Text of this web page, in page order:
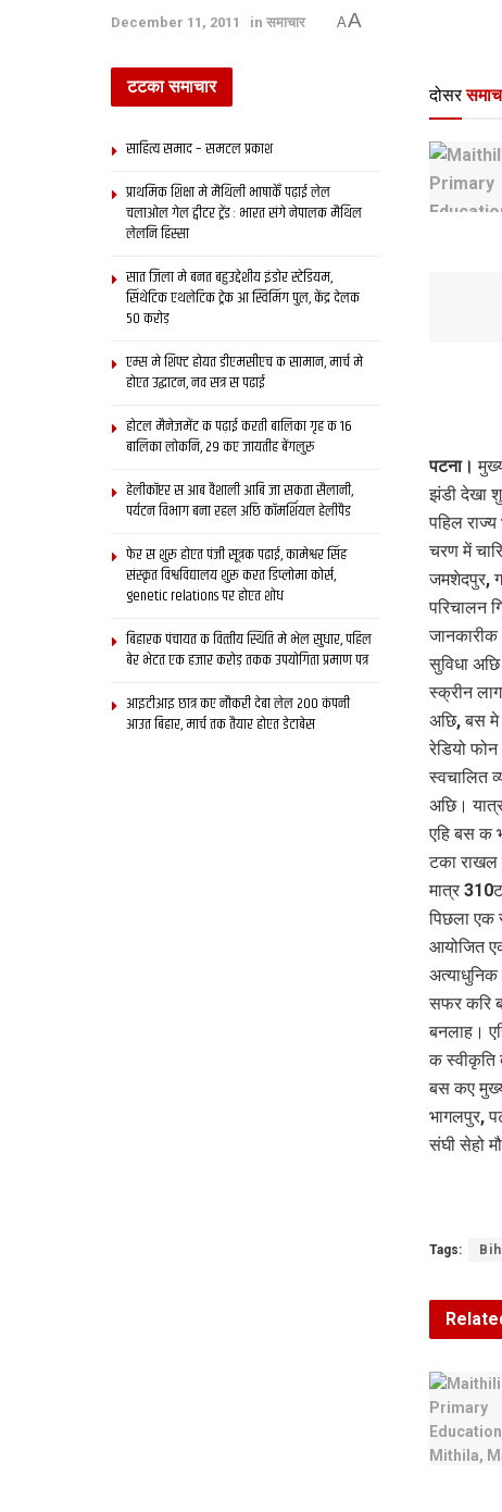
December 11, 2011 in समाचार AA
दोसर
पटना।
झंडी देखा
पहिल
चरण में
जमशेदपुर,
परिचालन
सुविधा
स्‍क्रीन
अछि, बस मे
रेडियो
स्‍वचालित
अछि।
एहि बस क
टका राखल
मात्र
पिछला एक
आयोजित
सफर करि
बनलाह।
क स्वीकृति
बस कए
भागलपुर,
संघी सेहो
Tags:
टटका समाचार
साहित्य समाद – समटल प्रकाश
प्राथमिक शि‍क्षा मे मैथि‍ली भाषाकेँ पढ़ाई लेल
चलाओल गेल ट्वीटर ट्रेंड : भारत संगे नेपालक मैथिल
लेलनि हिस्सा
सात जिला मे बनत बहुउद्देशीय इंडोर स्‍टेडि‍यम,
सिंथेटिक एथलेटिक ट्रेक आ स्विमिंग पुल, केंद्र देलक
50 करोड़
एम्स मे शिफ्ट होयत डीएमसीएच क सामान, मार्च मे
होएत उद्घाटन, नव सत्र स पढाई
होटल मैनेजमेंट क पढ़ाई करती बालिका गृह क 16
बालिका लोकनि, 29 कए जायतीह बेंगलुरु
हेलीकॉप्टर स आब वैशाली आबि जा सकता सैलानी,
पर्यटन विभाग बना रहल अछि कॉमर्शियल हेलीपैड
फेर स शुरू होएत पंजी सूत्रक पढाई, कामेश्वर सिंह
संस्कृत विश्वविद्यालय शुरू करत डिप्लोमा कोर्स,
genetic relations पर होएत शोध
बिहारक पंचायत क वित्‍तीय स्थिति मे भेल सुधार, पहिल
बेर भेटत एक हजार करोड़ तकक उपयोगिता प्रमाण पत्र
आइटीआइ छात्र कए नौकरी देबा लेल 200 कंपनी
आउत बिहार, मार्च तक तैयार होएत डेटाबेस